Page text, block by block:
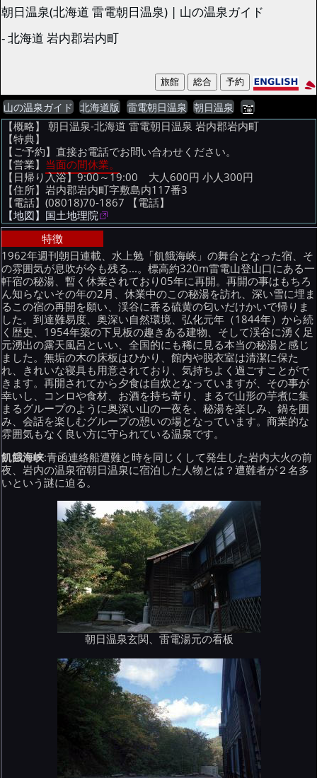
朝日温泉(北海道 雷電朝日温泉) | 山の温泉ガイド
- 北海道 岩内郡岩内町
山の温泉ガイド 北海道版 雷電朝日温泉 朝日温泉
【概略】 朝日温泉-北海道 雷電朝日温泉 岩内郡岩内町
【特典】
【ご予約】直接お電話でお問い合わせください。
【営業】 当面の間休業。
【日帰り入浴】9:00～19:00 大人600円 小人300円
【住所】岩内郡岩内町字敷島内117番3
【電話】(08018)70-1867 【電話】
【地図】国土地理院
特徴
1962年週刊朝日連載、水上勉「飢餓海峡」の舞台となった宿、そ
の雰囲気が息吹が今も残る...。標高約320m雷電山登山口にある一
軒宿の秘湯、暫く休業されており05年に再開。再開の事はもちろ
ん知らないその年の2月、休業中のこの秘湯を訪れ、深い雪に埋ま
るこの宿の再開を願い、渓谷に香る硫黄の匂いだけかいで帰りま
した。到達難易度、奥深い自然環境、弘化元年（1844年）から続
く歴史、1954年築の下見板の趣きある建物、そして渓谷に湧く足
元湧出の露天風呂といい、全国的にも稀に見る本当の秘湯と感じ
ました。無垢の木の床板はひかり、館内や脱衣室は清潔に保た
れ、きれいな寝具も用意されており、気持ちよく過ごすことがで
きます。再開されてから夕食は自炊となっていますが、その事が
幸いし、コンロや食材、お酒を持ち寄り、まるで山形の芋煮に集
まるグループのように奥深い山の一夜を、秘湯を楽しみ、鍋を囲
み、会話を楽しむグループの憩いの場となっています。商業的な
雰囲気もなく良い方に守られている温泉です。
飢餓海峡:青函連絡船遭難と時を同じくして発生した岩内大火の前
夜、岩内の温泉宿朝日温泉に宿泊した人物とは？遭難者が２名多
いという謎に迫る。
朝日温泉玄関、雷電湯元の看板